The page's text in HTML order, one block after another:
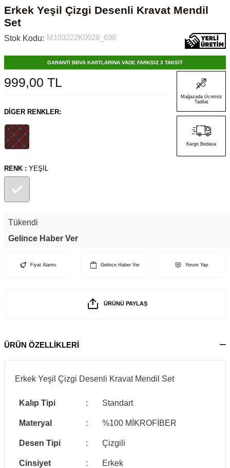
Erkek Yeşil Çizgi Desenli Kravat Mendil
Set
Stok Kodu: M103222K0028_698
GARANTİ BBVA KARTLARINA VADE FARKSIZ 3 TAKSİT
999,00 TL
DIGER RENKLER:
Mağazada Ücretsiz
Tadilat
Kargo Bedava
RENK : YEŞIL
Tükendi
Gelince Haber Ver
Fiyat Alarmı Gelince Haber Ver Yorum Yap
ÜRÜNÜ PAYLAŞ
ÜRÜN ÖZELLİKLERİ
Erkek Yeşil Çizgi Desenli Kravat Mendil Set
Kalıp Tipi : Standart
Materyal : %100 MİKROFİBER
Desen Tipi : Çizgili
Cinsiyet : Erkek